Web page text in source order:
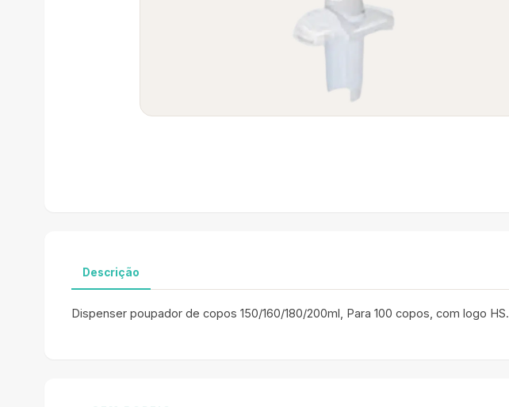
Descrição
Dispenser poupador de copos 150/160/180/200ml, Para 100 copos, com logo HS.